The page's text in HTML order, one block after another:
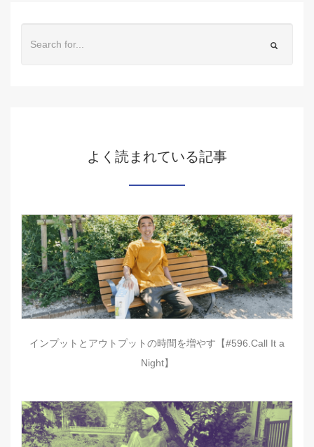
よく読まれている記事
インプットとアウトプットの時間を増やす【#596.Call It a
Night】